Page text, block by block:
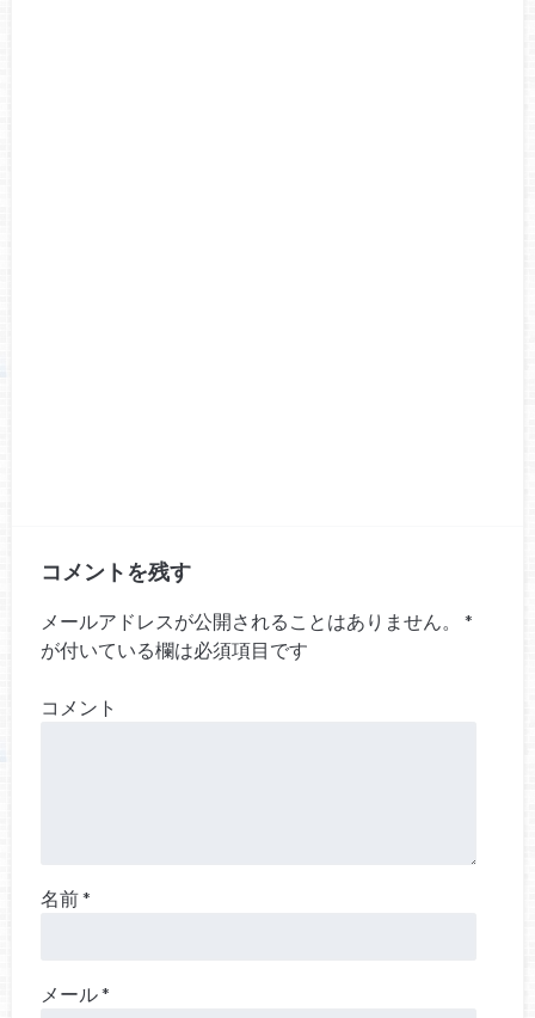
コメントを残す
メールアドレスが公開されることはありません。
*
が付いている欄は必須項目です
コメント
名前*
メール*